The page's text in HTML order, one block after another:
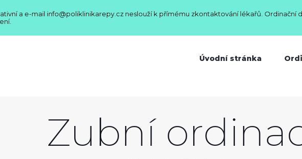
Úvodní stránka
Zubní
a e-mail info@poliklinikarepy.cz neslouží k přímému zkontaktování lékařů.